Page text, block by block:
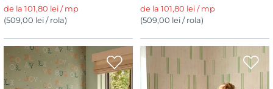
de la 101,80 lei / mp
(509,00 lei / rola)
de la 101,80 lei / mp
(509,00 lei / rola)